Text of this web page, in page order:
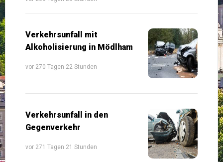
Verkehrsunfall mit
Alkoholisierung in Mödlham
vor 270 Tagen 22 Stunden
Verkehrsunfall in den
Gegenverkehr
vor 271 Tagen 21 Stunden